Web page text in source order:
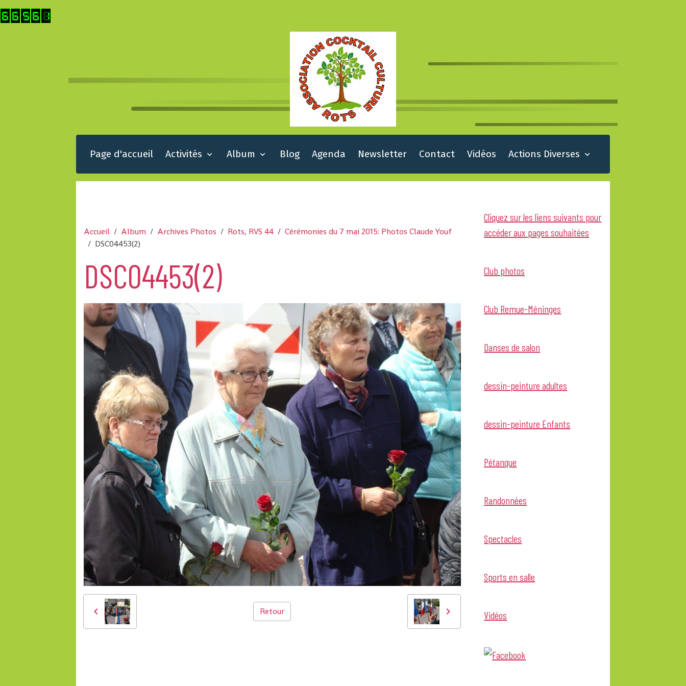
Page d'accueil Activités Album Blog Agenda Newsletter Contact Vidéos Actions Diverses
Accueil Album Archives Photos Rots, RVS 44
Cérémonies du 7 mai 2015: Photos Claude Youf
DSC04453(2)
DSC04453(2)
Retour
Cliquez sur les liens suivants pour
accéder aux pages souhaitées
Club photos
Club Remue-Méninges
Danses de salon
dessin-peinture adultes
dessin-peinture Enfants
Pétanque
Randonnées
Spectacles
Sports en salle
Vidéos